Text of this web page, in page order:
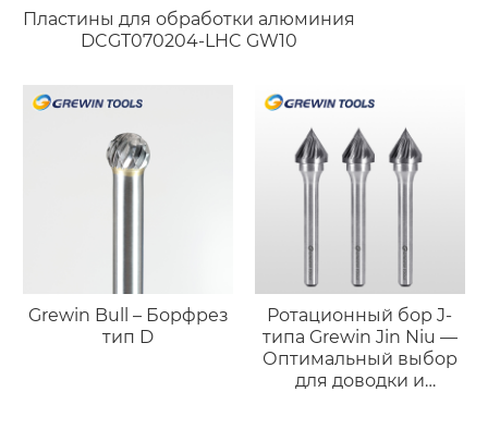
Пластины для обработки алюминия
DCGT070204-LHC GW10
Grewin Bull – Борфрез
тип D
Ротационный бор J-
типа Grewin Jin Niu —
Оптимальный выбор
для доводки и